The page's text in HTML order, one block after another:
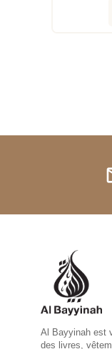
Al Bayyinah est
des livres,